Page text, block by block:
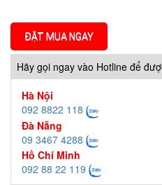
ĐẶT MUA NGAY
Hãy gọi ngay vào Hotline để
Hà Nội
092 8822 118
Đà Nẵng
09 3467 4288
Hồ Chí Minh
092 88 22 119